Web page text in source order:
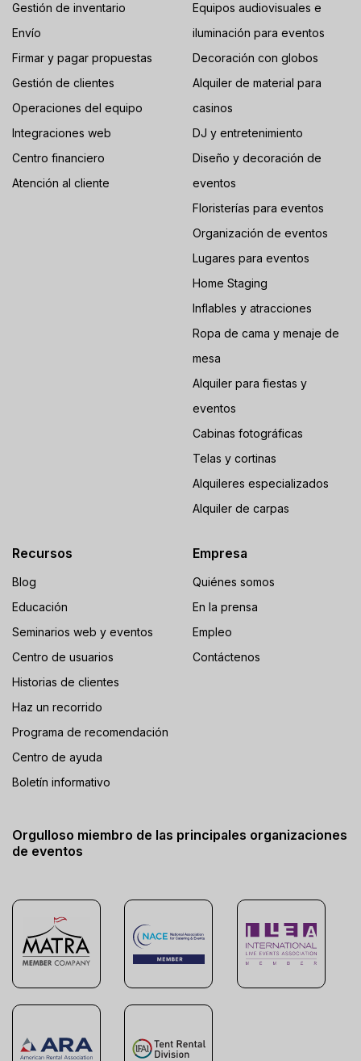
Gestión de inventario
Envío
Firmar y pagar propuestas
Gestión de clientes
Operaciones del equipo
Integraciones web
Centro financiero
Atención al cliente
Equipos audiovisuales e
iluminación para eventos
Decoración con globos
Alquiler de material para
casinos
DJ y entretenimiento
Diseño y decoración de
eventos
Floristerías para eventos
Organización de eventos
Lugares para eventos
Home Staging
Inflables y atracciones
Ropa de cama y menaje de
mesa
Alquiler para fiestas y
eventos
Cabinas fotográficas
Telas y cortinas
Alquileres especializados
Alquiler de carpas
Recursos
Blog
Educación
Seminarios web y eventos
Centro de usuarios
Historias de clientes
Haz un recorrido
Programa de recomendación
Centro de ayuda
Boletín informativo
Empresa
Quiénes somos
En la prensa
Empleo
Contáctenos
Orgulloso miembro de las principales organizaciones
de eventos